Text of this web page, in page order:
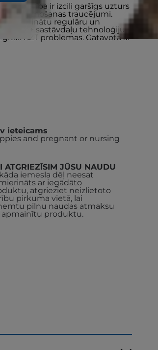
barība ir izcili garšīgs uzturs
ir gremošanas traucējumi.
lai veicinātu regulāru un
sastāvdaļu tehnoloģiju,
KZT problēmas. Gatavota ar
ieteicams
and pregnant or nursing
ATGRIEZĪSIM JŪSU NAUDU
iemesla dēļ neesat
ar iegādāto
atgrieziet neizlietoto
pirkuma vietā, lai
pilnu naudas atmaksu
apmainītu produktu.